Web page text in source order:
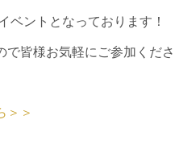
ベントとなっております！
で皆様お気軽にご参加くだ
＞＞